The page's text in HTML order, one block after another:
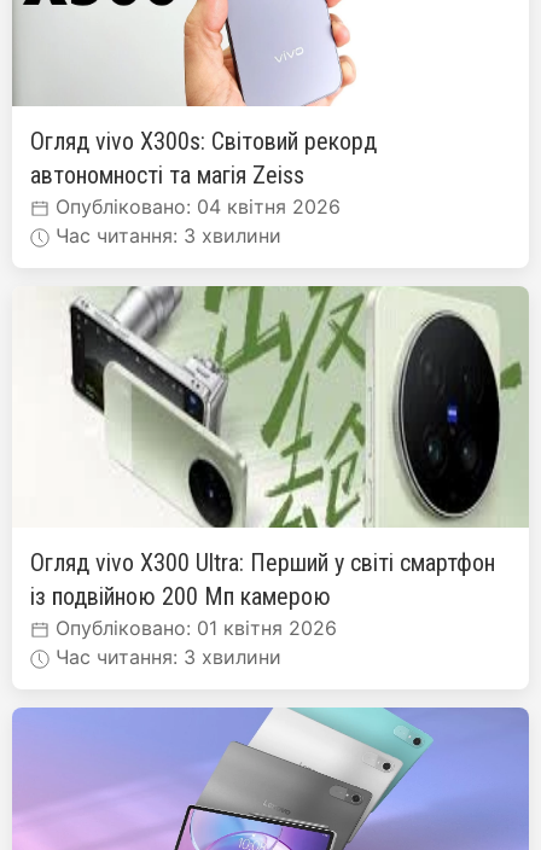
Огляд vivo X300s: Світовий рекорд
автономності та магія Zeiss
Опубліковано: 04 квітня 2026
Час читання: 3 хвилини
Огляд vivo X300 Ultra: Перший у світі смартфон
із подвійною 200 Мп камерою
Опубліковано: 01 квітня 2026
Час читання: 3 хвилини